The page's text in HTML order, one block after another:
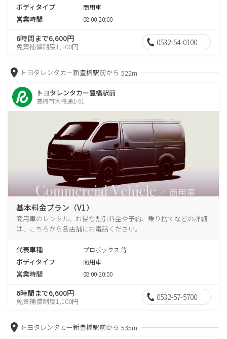
ボディタイプ 商用車
営業時間 08:00-20:00
6時間まで6,600円
免責補償制度1,100円 0532-54-0100
トヨタレンタカー新豊橋駅前から 522m
トヨタレンタカー豊橋駅前
豊橋市大橋通1-61
基本料金プラン（V1）
商用車のレンタル、お得な割引料金や予約、乗り捨てなどの詳細
は、こちらから各店舗にお電話ください。
代表車種 プロボックス 等
ボディタイプ 商用車
営業時間 08:00-20:00
6時間まで6,600円
免責補償制度1,100円 0532-57-5700
トヨタレンタカー新豊橋駅前から 535m